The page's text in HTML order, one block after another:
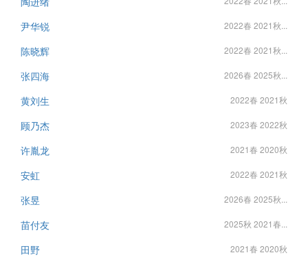
尹华锐 2022春 2021秋...
陈晓辉 2022春 2021秋...
张四海 2026春 2025秋...
黄刘生 2022春 2021秋
顾乃杰 2023春 2022秋
许胤龙 2021春 2020秋
安虹 2022春 2021秋
张昱 2026春 2025秋...
苗付友 2025秋 2021春...
田野 2021春 2020秋